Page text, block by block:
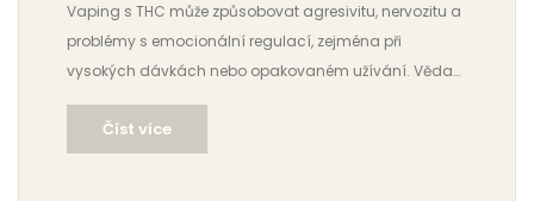
Vaping s THC může způsobovat agresivitu, nervozitu a
problémy s emocionální regulací, zejména při
vysokých dávkách nebo opakovaném užívání. Věda
potvrzuje, že to není jen náladovost, ale biologická
reakce.Číst více